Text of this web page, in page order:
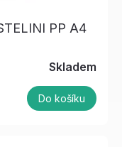
PP A4
Skladem
Do košíku